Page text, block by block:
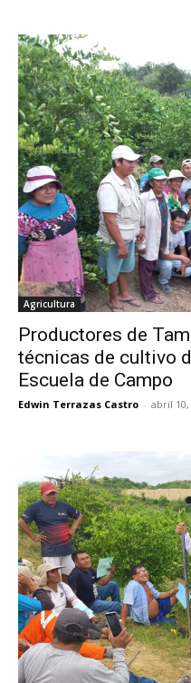
Agricultura
Productores de
técnicas de cultivo
Escuela de Campo
Edwin Terrazas Castro - abril 10,